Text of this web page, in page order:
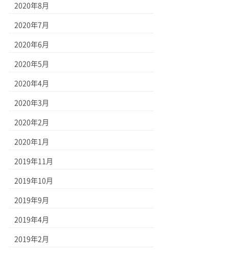
2020年8月
2020年7月
2020年6月
2020年5月
2020年4月
2020年3月
2020年2月
2020年1月
2019年11月
2019年10月
2019年9月
2019年4月
2019年2月